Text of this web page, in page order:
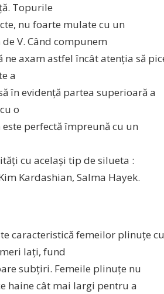
. Topurile
nu foarte mulate cu un
de V. Când compunem
ne axam astfel încâtatenţia să
a
în evidenţă partea superioară a
cu o
este perfectă împreună cu un
cu acelaşi tip de silueta :
Kardashian, Salma Hayek.
caracteristică femeilor plinuţe cu
laţi, fund
subţiri. Femeile plinuţe nu
haine cât mai largi pentru a